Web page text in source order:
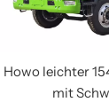
Howo leichter
mit